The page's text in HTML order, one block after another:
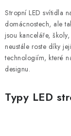
Stropní LED svítidla
domácnostech, ale
jsou kanceláře,
neustále roste díky
technologiím, které
designu.
Typy LED